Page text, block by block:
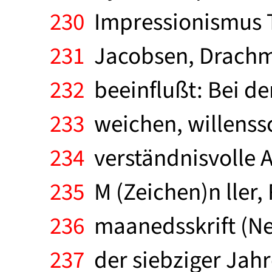
230 Impressionismus
231 Jacobsen,
232 beeinflußt: Bei
233 weichen,
234 verständnisvolle
235 M (Zeichen)n
236 maanedsskrift
237 der siebziger